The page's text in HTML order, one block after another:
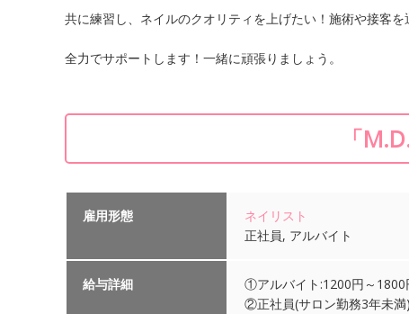
共に練習し、ネイルのクオリティを上げたい！施術や接客
全力でサポートします！一緒に頑張りましょう。
「
雇用形態
ネイリスト
正社員, アルバイト
給与詳細
①アルバイト:1200円～1800
②正社員(サロン勤務3年未